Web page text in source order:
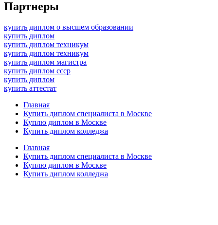
Партнеры
купить диплом о высшем образовании
купить диплом
купить диплом техникум
купить диплом техникум
купить диплом магистра
купить диплом ссср
купить диплом
купить аттестат
Главная
Купить диплом специалиста в Москве
Куплю диплом в Москве
Купить диплом колледжа
Главная
Купить диплом специалиста в Москве
Куплю диплом в Москве
Купить диплом колледжа